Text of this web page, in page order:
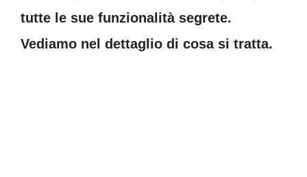
tutte le sue funzionalità segrete.
Vediamo nel dettaglio di cosa si tratta.